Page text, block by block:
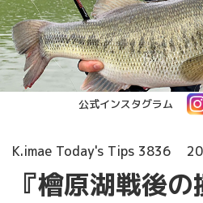
公式インスタグラム
K.imae Today's Tips 3836
『檜原湖戦後の